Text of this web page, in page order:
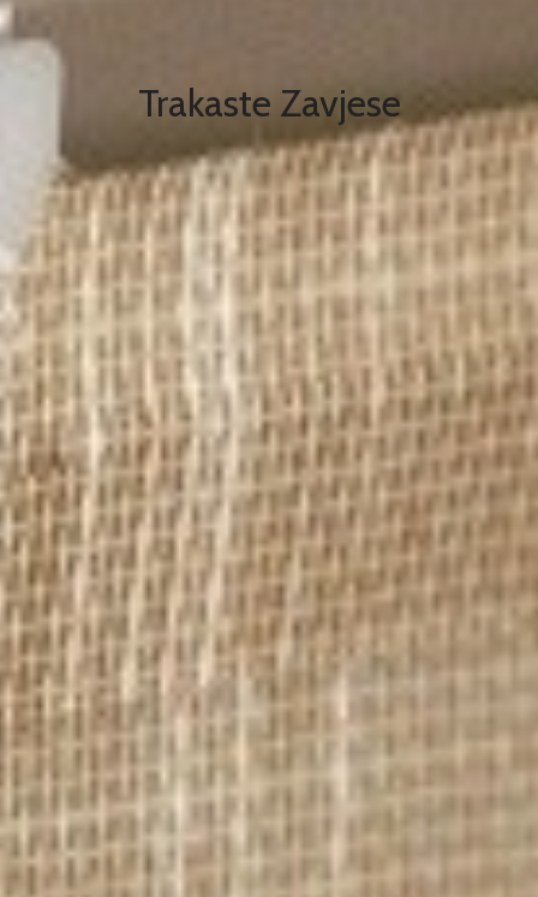
Trakaste Zavjese